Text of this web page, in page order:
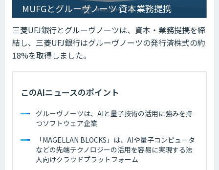
MUFGとグルーヴノーツ 資本業務提携
三菱UFJ銀行とグルーヴノーツは、資本・業務提携を締
結し、三菱UFJ銀行はグルーヴノーツの発行済株式の約
18%を取得しました。
このAIニュースのポイント
グルーヴノーツは、AIと量子技術の活用に強みを持
つソフトウェア企業
「MAGELLAN BLOCKS」は、AIや量子コンピュータ
などの先端テクノロジーの活用を容易に実現する法
人向けクラウドプラットフォーム